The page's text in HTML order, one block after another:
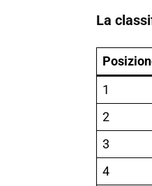
La
1
2
3
4